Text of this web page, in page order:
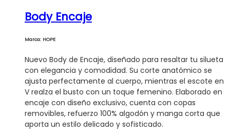
Body Encaje
Marca: HOPE
Nuevo Body de Encaje, diseñado para resaltar tu silueta
con elegancia y comodidad. Su corte anatómico se
ajusta perfectamente al cuerpo, mientras el escote en
V realza el busto con un toque femenino. Elaborado en
encaje con diseño exclusivo, cuenta con copas
removibles, refuerzo 100% algodón y manga corta que
aporta un estilo delicado y sofisticado.